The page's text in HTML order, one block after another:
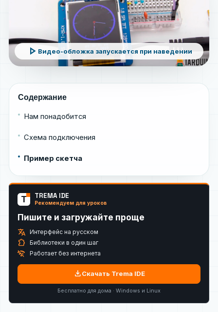
play_arrow Видео-обложка запускается при наведении
Содержание
Нам понадобится
Схема подключения
Пример скетча
T TREMA IDE
Рекомендуем для уроков
Пишите и загружайте проще
translate Интерфейс на русском
extension Библиотеки в один шаг
wifi_off Работает без интернета
downloadСкачать Trema IDE
Бесплатно для дома · Windows и Linux